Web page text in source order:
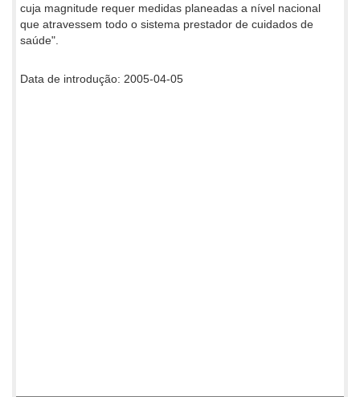
cuja magnitude requer medidas planeadas a nível nacional
que atravessem todo o sistema prestador de cuidados de
saúde".
Data de introdução: 2005-04-05